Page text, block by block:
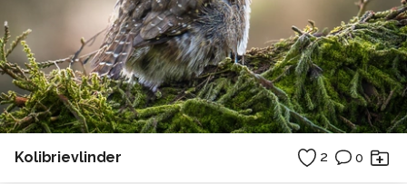
Kolibrievlinder 2 0